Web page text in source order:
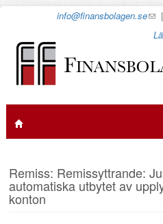
info@finansbolagen.se(link
e-
|
Remiss: Remissyttrande:
automatiska utbytet av
konton